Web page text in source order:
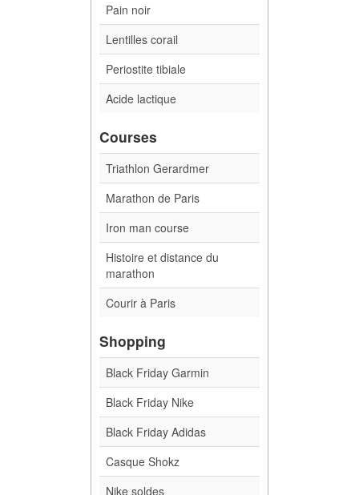
Pain noir
Lentilles corail
Periostite tibiale
Acide lactique
Courses
Triathlon Gerardmer
Marathon de Paris
Iron man course
Histoire et distance du
marathon
Courir à Paris
Shopping
Black Friday Garmin
Black Friday Nike
Black Friday Adidas
Casque Shokz
Nike soldes